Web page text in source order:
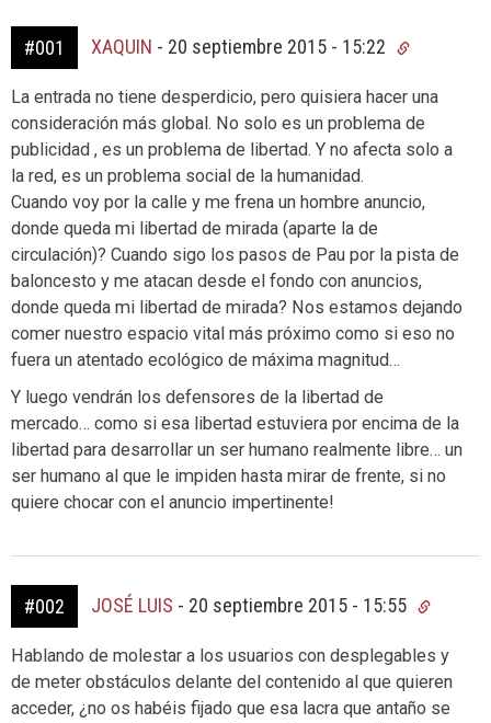
#001 XAQUIN - 20 septiembre 2015 - 15:22
La entrada no tiene desperdicio, pero quisiera hacer una
consideración más global. No solo es un problema de
publicidad , es un problema de libertad. Y no afecta solo a
la red, es un problema social de la humanidad.
Cuando voy por la calle y me frena un hombre anuncio,
donde queda mi libertad de mirada (aparte la de
circulación)? Cuando sigo los pasos de Pau por la pista de
baloncesto y me atacan desde el fondo con anuncios,
donde queda mi libertad de mirada? Nos estamos dejando
comer nuestro espacio vital más próximo como si eso no
fuera un atentado ecológico de máxima magnitud…
Y luego vendrán los defensores de la libertad de
mercado… como si esa libertad estuviera por encima de la
libertad para desarrollar un ser humano realmente libre… un
ser humano al que le impiden hasta mirar de frente, si no
quiere chocar con el anuncio impertinente!
#002 JOSÉ LUIS - 20 septiembre 2015 - 15:55
Hablando de molestar a los usuarios con desplegables y
de meter obstáculos delante del contenido al que quieren
acceder, ¿no os habéis fijado que esa lacra que antaño se